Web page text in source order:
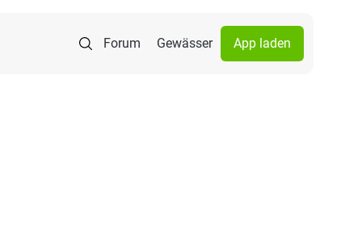
Forum Gewässer App laden